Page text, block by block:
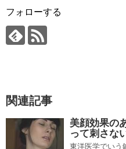
フォローする
関連記事
美顔効果の
って刺さな
東洋医学でいう